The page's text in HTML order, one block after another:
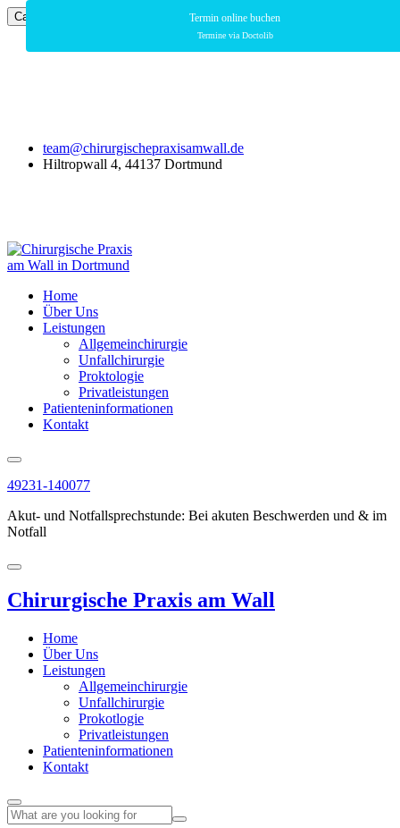
Cancel Preloader
team@chirurgischepraxisamwall.de
Hiltropwall 4, 44137 Dortmund
Home
Über Uns
Leistungen
Allgemeinchirurgie
Unfallchirurgie
Proktologie
Privatleistungen
Patienteninformationen
Kontakt
49231-140077
Akut- und Notfallsprechstunde: Bei akuten Beschwerden und & im
Notfall
Chirurgische Praxis am Wall
Home
Über Uns
Leistungen
Allgemeinchirurgie
Unfallchirurgie
Prokotlogie
Privatleistungen
Patienteninformationen
Kontakt
Termin online buchen
Termine via Doctolib